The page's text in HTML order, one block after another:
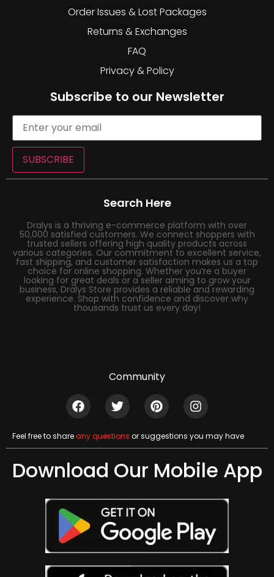
Order Issues & Lost Packages
Returns & Exchanges
FAQ
Privacy & Policy
Subscribe to our Newsletter
SUBSCRIBE
Search Here
Dralys is a thriving e-commerce platform with over
50,000 satisfied customers. We connect shoppers with
trusted sellers offering high quality products across
various categories. Our commitment to excellent service,
fast shipping, and customer satisfaction makes us a top
choice for online shopping. Whether you’re a buyer
looking for great deals or a seller aiming to grow your
business, Dralys Store provides a reliable and rewarding
experience. Shop with confidence and discover why
thousands trust us every day!
Community
Feel free to shareany questions or suggestions you may have
Download Our Mobile App